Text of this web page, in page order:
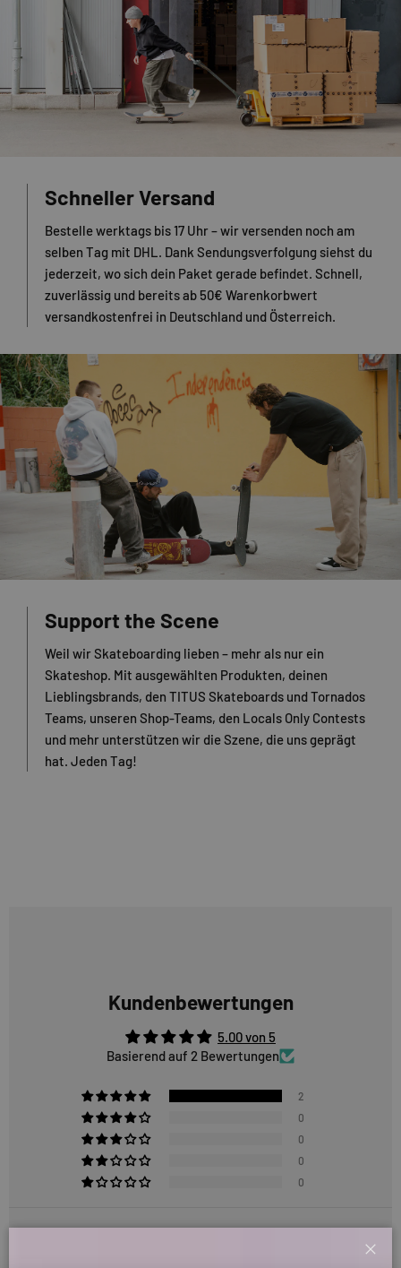
Schneller Versand
Bestelle werktags bis 17 Uhr – wir versenden noch am
selben Tag mit DHL. Dank Sendungsverfolgung siehst du
jederzeit, wo sich dein Paket gerade befindet. Schnell,
zuverlässig und bereits ab 50€ Warenkorbwert
versandkostenfrei in Deutschland und Österreich.
Support the Scene
Weil wir Skateboarding lieben – mehr als nur ein
Skateshop. Mit ausgewählten Produkten, deinen
Lieblingsbrands, den TITUS Skateboards und Tornados
Teams, unseren Shop-Teams, den Locals Only Contests
und mehr unterstützen wir die Szene, die uns geprägt
hat. Jeden Tag!
Kundenbewertungen
5.00 von 5
Basierend auf 2 Bewertungen
2
0
0
0
0